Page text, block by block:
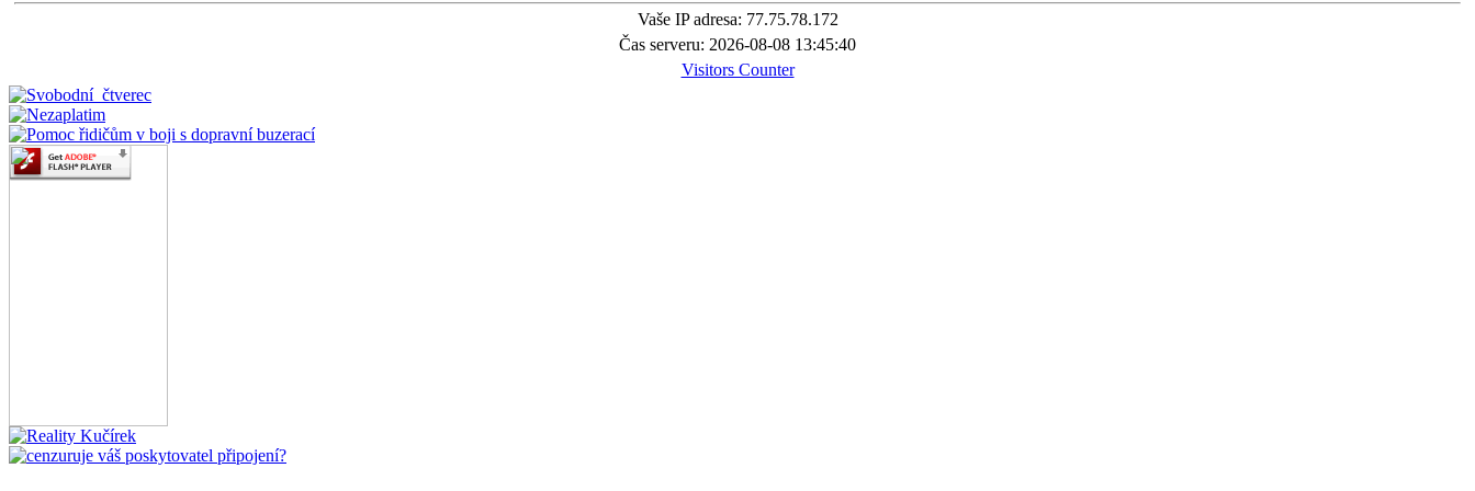
Vaše IP adresa: 77.75.78.172
Čas serveru: 2026-08-08 13:45:40
Visitors Counter